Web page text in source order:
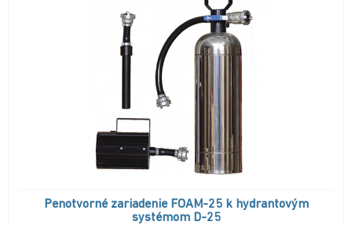
Penotvorné zariadenie FOAM-25 k hydrantovým
systémom D-25